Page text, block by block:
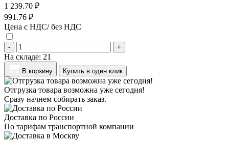
1 239.70 ₽
991.76 ₽
Цена с НДС/ без НДС
- +
На складе: 21
В корзину Купить в один клик
Отгрузка товара возможна уже сегодня!
Сразу начнем собирать заказ.
Доставка по России
По тарифам транспортной компании